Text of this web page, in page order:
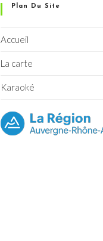
Plan Du Site
Accueil
La carte
Karaoké